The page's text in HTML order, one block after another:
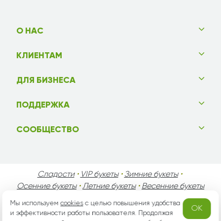
О НАС
КЛИЕНТАМ
ДЛЯ БИЗНЕСА
ПОДДЕРЖКА
СООБЩЕСТВО
Сладости• VIP букеты• Зимние букеты•
Осенние букеты•Летние букеты• Весенние букеты
•
День Мужчин•Праздники!
Мы используемcookiesс целью повышения удобства
и эффективности работы пользователя. Продолжая
OK